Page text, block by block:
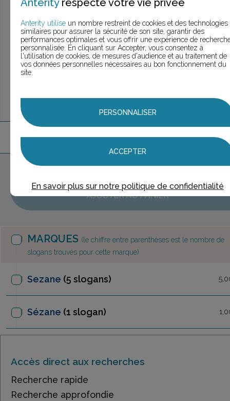
> Voir larecherche personnalisée
UNE QUESTION ?
ÉCHANGEONS
marquestrouvées
Aucune marque sélectionnée
AJOUTER AU PANIER
MARQUES (le chiffre entre parenthèses est le nombre de
slogans trouvés pour cette marque)
Sezane (5 slogans)
Sézane (1 slogan)
Accès direct aux recherches
Recherche rapide
Recherche approfondie
Anterityrespecte votre vie privée
Anterity utilise un nombre restreint de cookies et des technologies
similaires pour assurer la sécurité de son site, garantir des
performances optimales et vous offrir une expérience de
personnalisée. En cliquant sur Accepter, vous consentez à
l'utilisation de cookies, de mesures d'audience et au traitement de
vos données personnelles nécessaires au bon fonctionnement du
site.
PERSONNALISER
ACCEPTER
En savoir plus sur notre politique de confidentialité